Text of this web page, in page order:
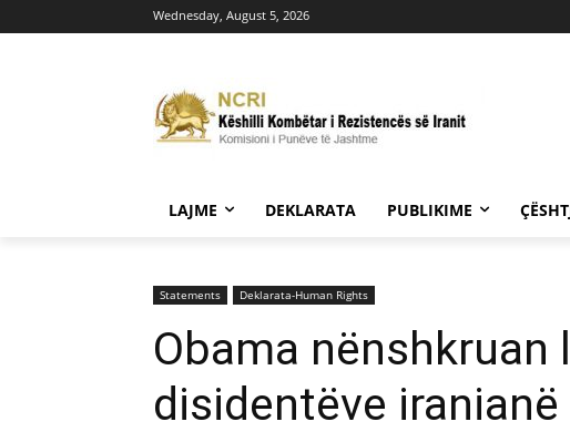
Wednesday, August 5, 2026
LAJME DEKLARATA PUBLIKIME
Statements Deklarata-Human Rights
Obama
disidentëve